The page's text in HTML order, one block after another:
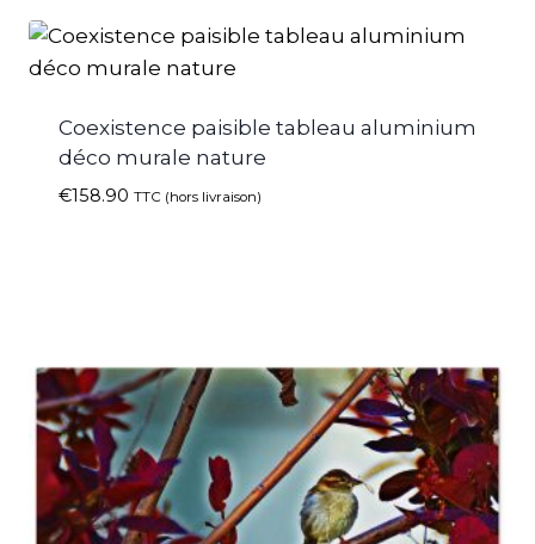
Coexistence paisible tableau aluminium
déco murale nature
€158.90 TTC (hors livraison)